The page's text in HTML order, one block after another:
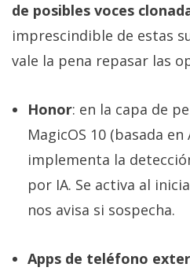
de posibles voces
imprescindible de estas
vale la pena repasar las
Honor: en la capa de
MagicOS 10 (basada en
implementa la
por IA. Se activa al
nos avisa si sospecha.
Apps de teléfono